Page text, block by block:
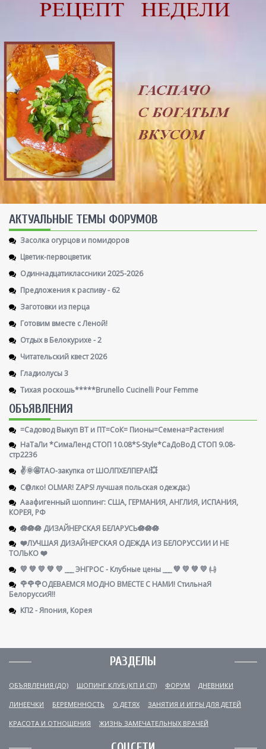
AКТУАЛЬНЫЕ ТЕМЫ ФОРУМОВ
Засолка огурцов и помидоров
Цветик-первоцветик
Одиннадцатиклассники 2025-2026
Предложения к распиву - 62
Заготовки из перца
Готовим вместе с Леной!
Отдых в Белокурихе - 2
Читательский квест 2026
Гладиолусы 3
Тихая роскошь*****Brunello Cucinelli Pour Femme
ОБЪЯВЛЕНИЯ
=Садовод Выкуп ВТ и ПТ=СоК= Пионы=Семена=Растения!
НаТаЛи *СимаЛенд СТОП 10.08*S-Style*СаДоВоД СТОП 9.08-
стр2236
✌️🌞🤩ТАО-закупка от ШОЛПХЕЛПЕРА!💥
С@лко! OLMAR! ZAPS! лучшая польская одежда:)
Ааафигенный шоппинг: США, ГЕРМАНИЯ, АНГЛИЯ, ИСПАНИЯ,
КОРЕЯ, РФ
🪷🪷🪷 ДИЗАЙНЕРСКАЯ БЕЛАРУСЬ🪷🪷🪷
❤️ЛУЧШАЯ ДИЗАЙНЕРСКАЯ ОДЕЖДА ИЗ БЕЛОРУССИИ И НЕ
ТОЛЬКО ❤️
💛 💚 💛 💚 💛 ___ ЭНГРОС - Клубные цены ___ 💚 💛 💚 💛 ㈏
🌹🌹🌹ОДЕВАЕМСЯ МОДНО ВМЕСТЕ С НАМИ! СтильнаЯ
БелоруссиЯ‼
КП2 - Япония, Корея
РАЗДЕЛЫ
ОБЪЯВЛЕНИЯ (ДО) ШОПИНГ КЛУБ (КП И СП) ФОРУМ ДНЕВНИКИ
ЛИНЕЕЧКИ БЕРЕМЕННОСТЬ О ДЕТЯХ ЗАНЯТИЯ И ИГРЫ ДЛЯ ДЕТЕЙ
КРАСОТА И ОТНОШЕНИЯ ЖИЗНЬ ЗАМЕЧАТЕЛЬНЫХ ВРАЧЕЙ